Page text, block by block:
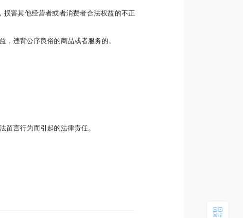
害其他经营者或者消费者合法权益的不正
，违背公序良俗的商品或者服务的。
留言行为而引起的法律责任。